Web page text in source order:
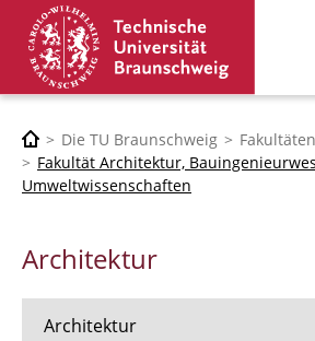
Die TU Braunschweig
Fakultäten
Fakultät Architektur,
Umweltwissenschaften
Architektur
Architektur